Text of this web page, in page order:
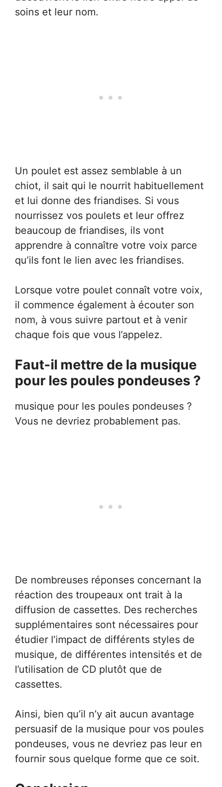
soins et leur nom.
Un poulet est assez semblable à un
chiot, il sait qui le nourrit habituellement
et lui donne des friandises. Si vous
nourrissez vos poulets et leur offrez
beaucoup de friandises, ils vont
apprendre à connaître votre voix parce
qu’ils font le lien avec les friandises.
Lorsque votre poulet connaît votre voix,
il commence également à écouter son
nom, à vous suivre partout et à venir
chaque fois que vous l’appelez.
Faut-il mettre de la musique
pour les poules pondeuses ?
musique pour les poules pondeuses ?
Vous ne devriez probablement pas.
De nombreuses réponses concernant la
réaction des troupeaux ont trait à la
diffusion de cassettes. Des recherches
supplémentaires sont nécessaires pour
étudier l’impact de différents styles de
musique, de différentes intensités et de
l’utilisation de CD plutôt que de
cassettes.
Ainsi, bien qu’il n’y ait aucun avantage
persuasif de la musique pour vos poules
pondeuses, vous ne devriez pas leur en
fournir sous quelque forme que ce soit.